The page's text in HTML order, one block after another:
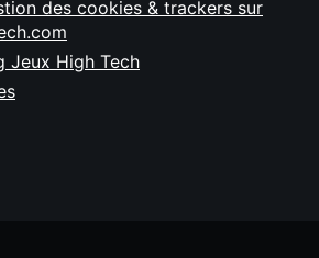
des cookies & trackers sur
Jeux High Tech